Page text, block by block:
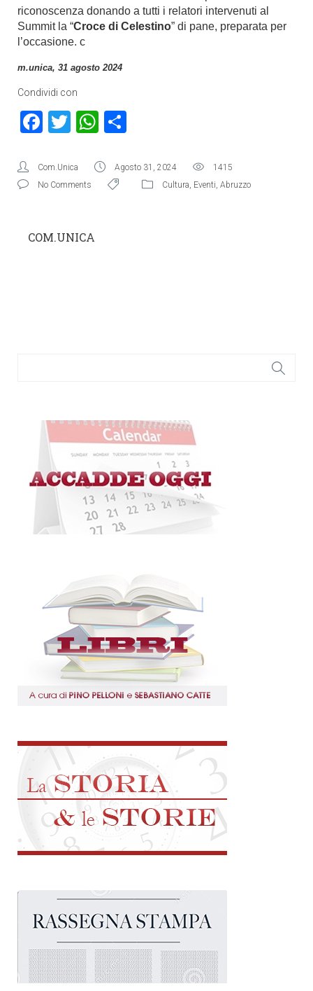
riconoscenza donando a tutti i relatori intervenuti al
Summit la “Croce di Celestino” di pane, preparata per
l’occasione. c
m.unica, 31 agosto 2024
Condividi con
Facebook
TwitterWhatsApp
Com.Unica Agosto 31, 2024
1415
No Comments
Cultura, Eventi, Abruzzo
COM.UNICA